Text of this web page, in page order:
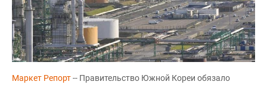
Маркет Репорт-- Правительство Южной Кореи обязало